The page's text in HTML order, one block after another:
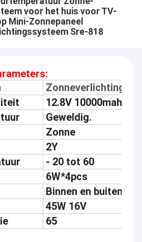
voor het huis voor TV-
Mini-Zonnepaneel
Sre-818
12.8V 10000mah
Geweldig.
Zonne
2Y
- 20 tot 60
6W*4pcs
Binnen en buiten
45W 16V
65